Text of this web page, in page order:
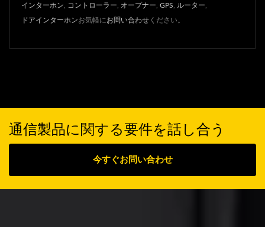
インターホン コントローラー オープナー GPS ルーター
ドアインターホンお気軽にお問い合わせ ください。
通信製品に関する要件を話し合う
今すぐお問い合わせ